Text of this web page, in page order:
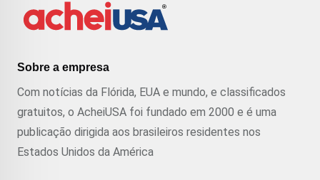
Sobre a empresa
Com notícias da Flórida, EUA e mundo, e classificados
gratuitos, o AcheiUSA foi fundado em 2000 e é uma
publicação dirigida aos brasileiros residentes nos
Estados Unidos da América